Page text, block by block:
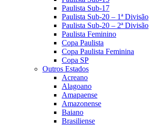
Paulista Sub-17
Paulista Sub-20 – 1ª Divisão
Paulista Sub-20 – 2ª Divisão
Paulista Feminino
Copa Paulista
Copa Paulista Feminina
Copa SP
Outros Estados
Acreano
Alagoano
Amapaense
Amazonense
Baiano
Brasiliense